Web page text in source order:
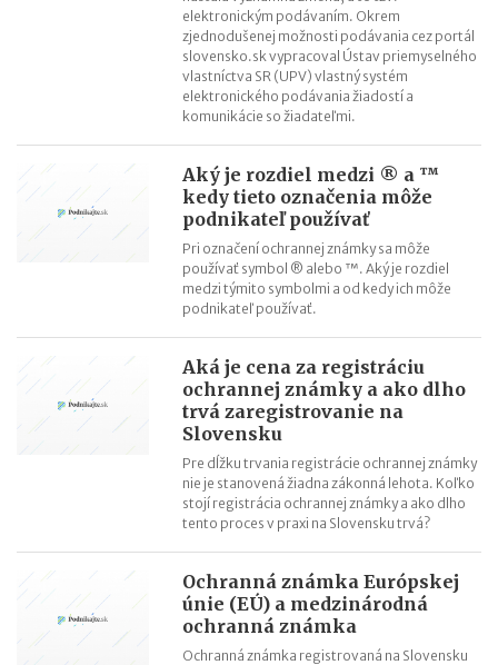
elektronickým podávaním. Okrem
zjednodušenej možnosti podávania cez portál
slovensko.sk vypracoval Ústav priemyselného
vlastníctva SR (UPV) vlastný systém
elektronického podávania žiadostí a
komunikácie so žiadateľmi.
Aký je rozdiel medzi ® a ™
kedy tieto označenia môže
podnikateľ používať
Pri označení ochrannej známky sa môže
používať symbol ® alebo ™. Aký je rozdiel
medzi týmito symbolmi a od kedy ich môže
podnikateľ používať.
Aká je cena za registráciu
ochrannej známky a ako dlho
trvá zaregistrovanie na
Slovensku
Pre dĺžku trvania registrácie ochrannej známky
nie je stanovená žiadna zákonná lehota. Koľko
stojí registrácia ochrannej známky a ako dlho
tento proces v praxi na Slovensku trvá?
Ochranná známka Európskej
únie (EÚ) a medzinárodná
ochranná známka
Ochranná známka registrovaná na Slovensku